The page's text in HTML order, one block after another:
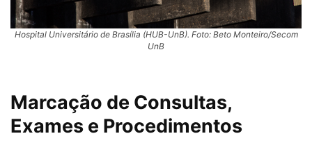
Hospital Universitário de Brasília (HUB-UnB). Foto: Beto Monteiro/Secom
UnB
Marcação de Consultas,
Exames e Procedimentos